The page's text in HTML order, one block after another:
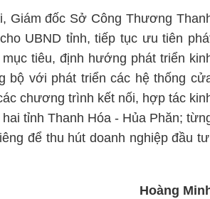
Giám đốc Sở Công Thương
UBND tỉnh, tiếp tục ưu tiên
tiêu, định hướng phát triển
bộ với phát triển các hệ thống
chương trình kết nối, hợp tác
tỉnh Thanh Hóa - Hủa Phăn;
để thu hút doanh nghiệp đầu
Hoàng